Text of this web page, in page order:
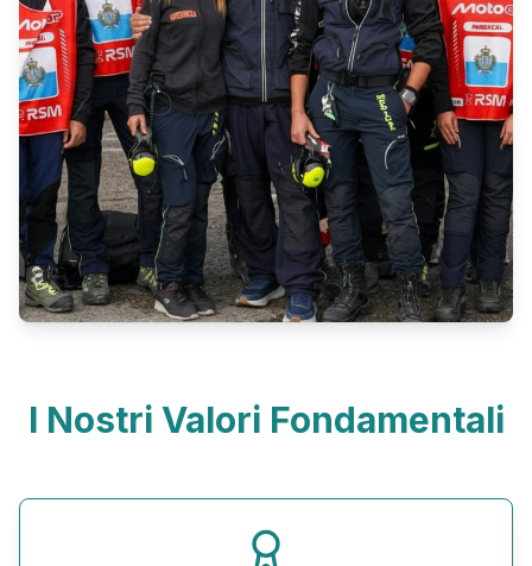
I Nostri Valori Fondamentali